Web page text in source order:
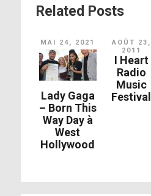
Related Posts
MAI 24, 2021
Lady Gaga
– Born This
Way Day à
West
Hollywood
AOÛT 23,
2011
I Heart
Radio
Music
Festival